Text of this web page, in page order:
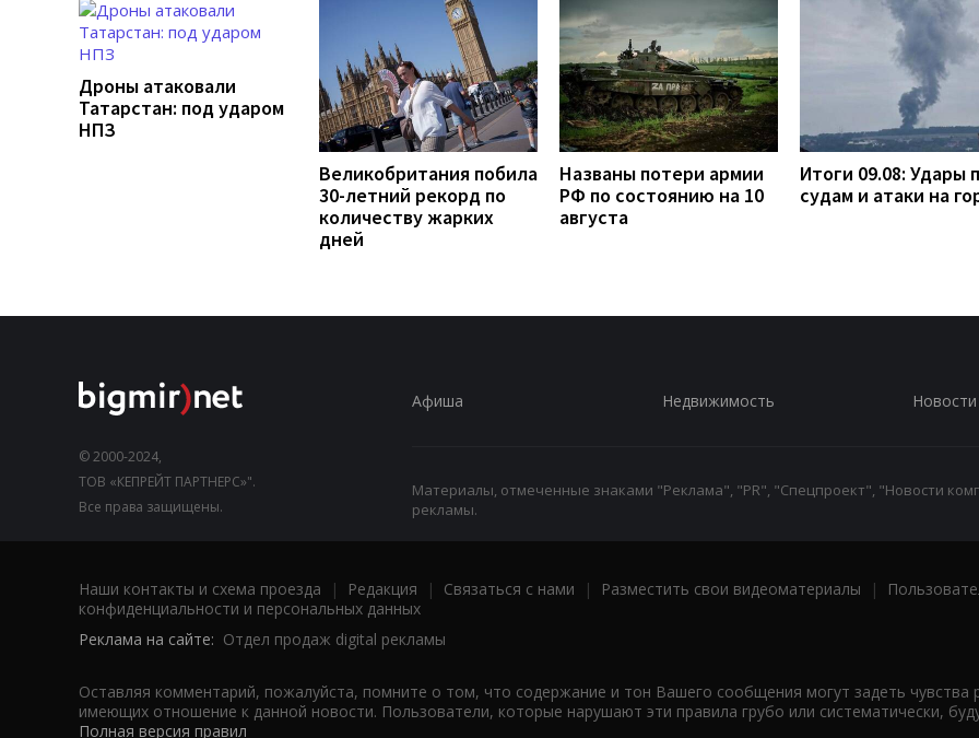
Дроны атаковали
Татарстан: под ударом
НПЗ
Великобритания побила
30-летний рекорд по
количеству жарких
дней
Названы потери армии
РФ по состоянию на 10
августа
Итоги 09.08: Удары
судам и атаки на
© 2000-2024,
ТОВ «КЕПРЕЙТ ПАРТНЕРС»".
Все права защищены.
Афиша Недвижимость Новости
Материалы, отмеченные знаками "Реклама", "PR", "Спецпроект", "Новости
рекламы.
Наши контакты и схема проезда | Редакция | Связаться с нами | Разместить свои видеоматериалы |
конфиденциальности и персональных данных
Реклама на сайте: Отдел продаж digital рекламы
Оставляя комментарий, пожалуйста, помните о том, что содержание и тон Вашего сообщения могут задеть чувства
имеющих отношение к данной новости. Пользователи, которые нарушают эти правила грубо или систематически,
Полная версия правил